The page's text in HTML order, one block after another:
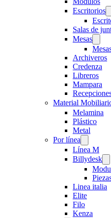
Escritorios
Salas de
Mesas
Archiveros
Credenza
Libreros
Mampara
Material
Melamina
Plástico
Metal
Por línea
Línea M
Billydesk
Linea italia
Elite
Filo
Kenza